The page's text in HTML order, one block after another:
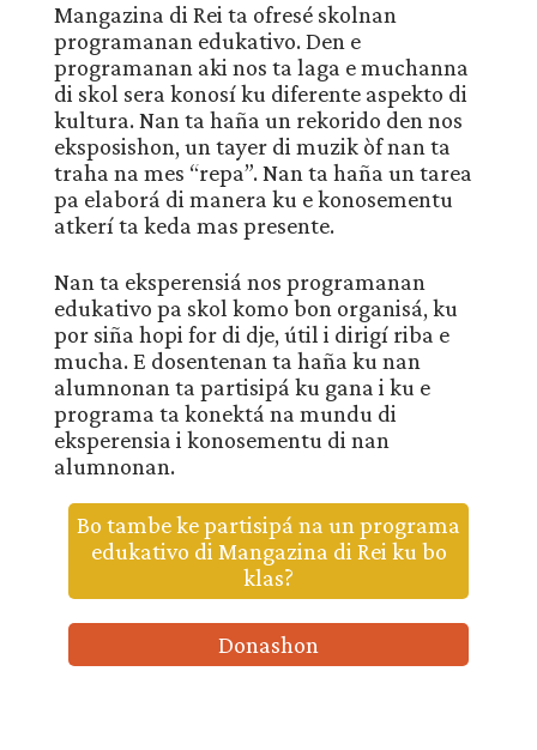
Mangazina di Rei ta ofresé skolnan
programanan edukativo. Den e
programanan aki nos ta laga e muchanna
di skol sera konosí ku diferente aspekto di
kultura. Nan ta haña un rekorido den nos
eksposishon, un tayer di muzik òf nan ta
traha na mes “repa”. Nan ta haña un tarea
pa elaborá di manera ku e konosementu
atkerí ta keda mas presente.
Nan ta eksperensiá nos programanan
edukativo pa skol komo bon organisá, ku
por siña hopi for di dje, útil i dirigí riba e
mucha. E dosentenan ta haña ku nan
alumnonan ta partisipá ku gana i ku e
programa ta konektá na mundu di
eksperensia i konosementu di nan
alumnonan.
Bo tambe ke partisipá na un programa
edukativo di Mangazina di Rei ku bo
klas?
Donashon